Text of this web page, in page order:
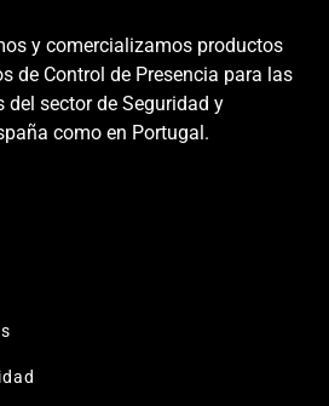
y comercializamos productos
de Control de Presencia para las
del sector de Seguridad y
como en Portugal.